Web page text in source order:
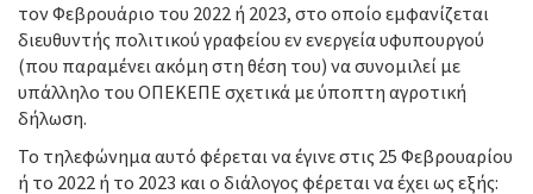
τον Φεβρουάριο του 2022 ή 2023, στο οποίο εμφανίζεται
διευθυντής πολιτικού γραφείου εν ενεργεία υφυπουργού
(που παραμένει ακόμη στη θέση του) να συνομιλεί με
υπάλληλο του ΟΠΕΚΕΠΕ σχετικά με ύποπτη αγροτική
δήλωση.
Το τηλεφώνημα αυτό φέρεται να έγινε στις 25 Φεβρουαρίου
ή το 2022 ή το 2023 και ο διάλογος φέρεται να έχει ως εξής: